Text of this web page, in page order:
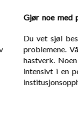
Gjør noe med
Du vet sjøl
problemene.
hastverk.
intensivt i en